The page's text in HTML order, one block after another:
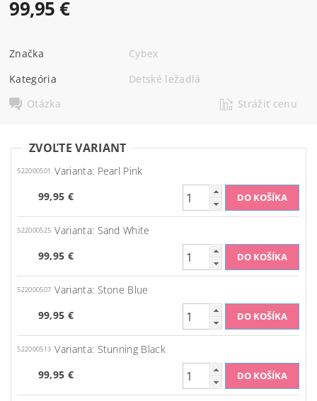
99,95 €
Značka
Cybex
Kategória
Detské ležadlá
Otázka
Strážiť cenu
ZVOĽTE VARIANT
522000501
Varianta: Pearl Pink
99,95 €
522000525 Varianta: Sand White
99,95 €
522000507 Varianta: Stone Blue
99,95 €
522000513 Varianta: Stunning Black
99,95 €